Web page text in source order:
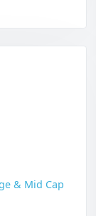
& Mid Cap